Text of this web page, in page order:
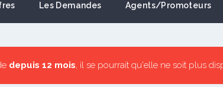
Les Demandes Agents/Promoteurs
depuis 12 mois, il se pourrait qu'elle ne soit plus